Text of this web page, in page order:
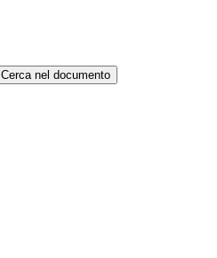
Cerca nel documento